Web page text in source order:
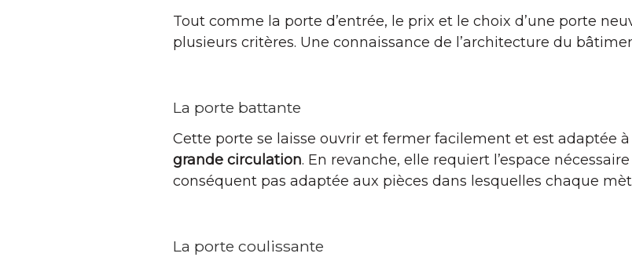
Tout comme la porte d’entrée, le prix et le choix d’une porte
plusieurs critères. Une connaissance de l’architecture du
La porte battante
Cette porte se laisse ouvrir et fermer facilement et est adaptée
grande circulation. En revanche, elle requiert l’espace
conséquent pas adaptée aux pièces dans lesquelles chaque
La porte coulissante